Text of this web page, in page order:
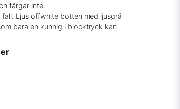
färgar inte.
Ljus offwhite botten med ljusgrå
bara en kunnig i blocktryck kan
kan sy mjuka sjalar av det eller
som tunna gardiner, trycket går
lika bra ut på avigan. Tyget är